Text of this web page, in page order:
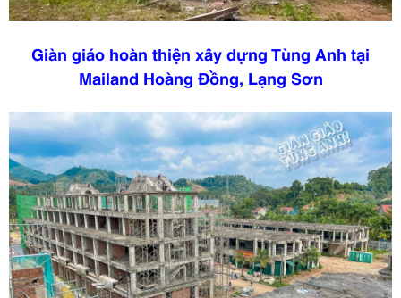
Giàn giáo hoàn thiện xây dựng Tùng Anh tại
Mailand Hoàng Đồng, Lạng Sơn